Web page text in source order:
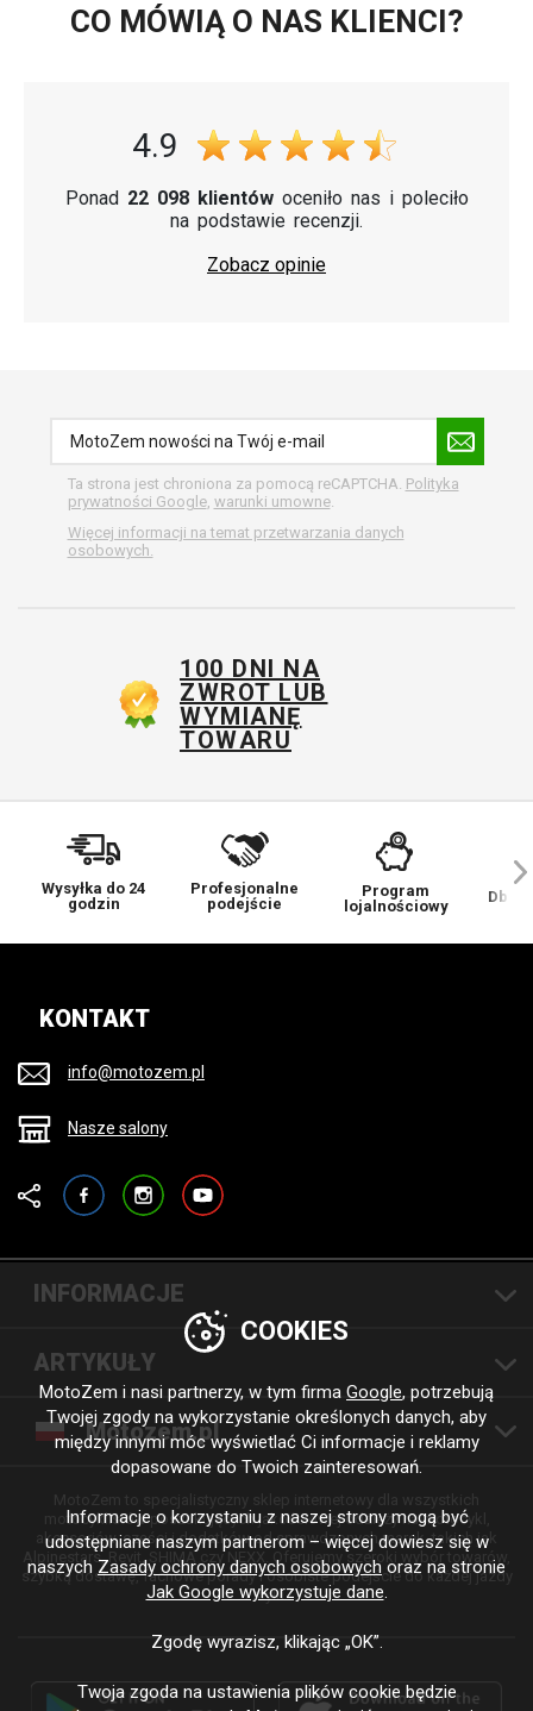
CO MÓWIĄ O NAS KLIENCI?
4.9
Ponad 22 098 klientówoceniło nas i poleciło
na podstawie recenzji.
Zobacz opinie
Ta strona jest chroniona za pomocą reCAPTCHA. Polityka
prywatności Google, warunki umowne.
Więcej informacji na temat przetwarzania danych
osobowych.
100 DNI NA
ZWROT LUB
WYMIANĘ
TOWARU
Wysyłka do 24
godzin
Profesjonalne
podejście
Program
lojalnościowy
KONTAKT
info@motozem.pl
Nasze salony
FacebookInstagramYouTube
INFORMACJE
ARTYKUŁY
Motozem.pl
motocyklistów poszukujących jakościowej odzieży na motocykl,
akcesoriów, części i dodatków od sprawdzonych marek, takich jak
Alpinestars, Revit, SHIMA czy NEXX. Oferujemy szeroki wybór towarów,
szybką dostawę, fachowe porady i osobiste podejście do każdej jazdy
i stylu.
COOKIES
MotoZem i nasi partnerzy, w tym firma Google, potrzebują
Twojej zgody na wykorzystanie określonych danych, aby
między innymi móc wyświetlać Ci informacje i reklamy
dopasowane do Twoich zainteresowań.
Informacje o korzystaniu z naszej strony mogą być
udostępniane naszym partnerom – więcej dowiesz się w
naszych Zasady ochrony danych osobowych oraz na stronie
Jak Google wykorzystuje dane.
Zgodę wyrazisz, klikając „OK”.
Twoja zgoda na ustawienia plików cookie będzie